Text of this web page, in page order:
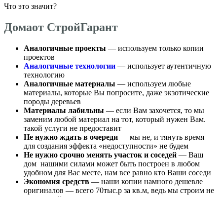
Что это значит?
Домаот СтройГарант
Аналогичные проекты — используем только копии
проектов
Аналогичные технологии — использует аутентичную
технологию
Аналогичные материалы — используем любые
материалы, которые Вы попросите, даже экзотические
породы деревьев
Материалы лабильны — если Вам захочется, то мы
заменим любой материал на тот, который нужен Вам.
такой услуги не предоставит
Не нужно ждать в очереди — мы не, и тянуть время
для создания эффекта «недоступности» не будем
Не нужно срочно менять участок и соседей — Ваш
дом нашими силами может быть построен в любом
удобном для Вас месте, нам все равно кто Ваши соседи
Экономия средств — наши копии намного дешевле
оригиналов — всего 70тыс.р за кв.м, ведь мы строим не